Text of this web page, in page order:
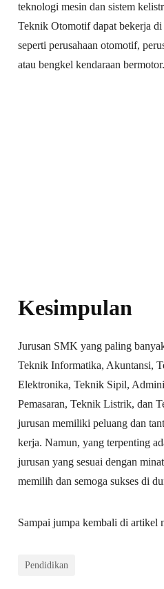
teknologi mesin dan sistem
Teknik Otomotif dapat bekerja di
seperti perusahaan otomotif,
atau bengkel kendaraan bermotor.
Kesimpulan
Jurusan SMK yang paling
Teknik Informatika, Akuntansi,
Elektronika, Teknik Sipil,
Pemasaran, Teknik Listrik, dan
jurusan memiliki peluang dan
kerja. Namun, yang terpenting
jurusan yang sesuai dengan
memilih dan semoga sukses di
Sampai jumpa kembali di artikel
Pendidikan